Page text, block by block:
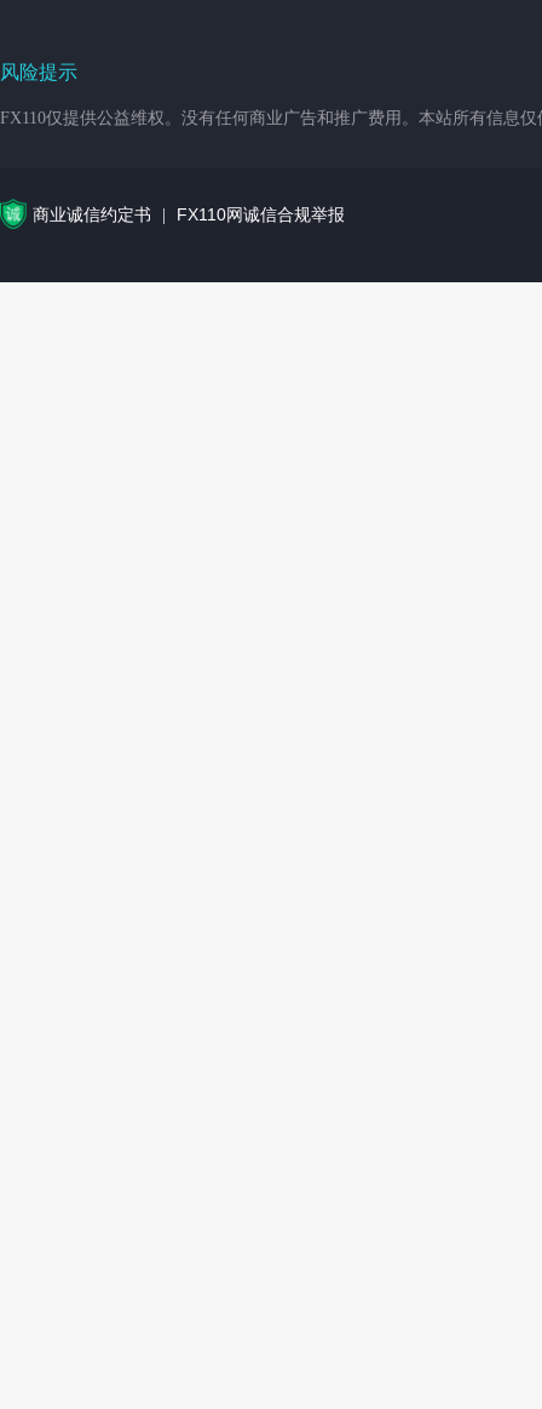
风险提示
FX110仅提供公益维权。没有任何商业广告和推广费用。本站所有信息
商业诚信约定书 FX110网诚信合规举报